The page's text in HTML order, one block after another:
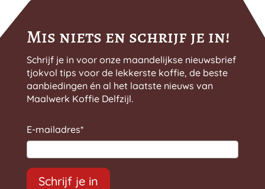
Mis niets en schrijf je in!
Schrijf je in voor onze maandelijkse nieuwsbrief
tjokvol tips voor de lekkerste koffie, de beste
aanbiedingen én al het laatste nieuws van
Maalwerk Koffie Delfzijl.
E-mailadres*
Schrijf je in